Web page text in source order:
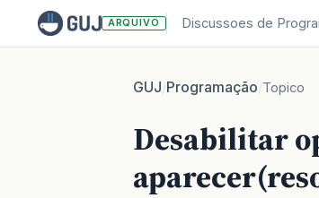
ARQUIVO Discussoes de
GUJ/Programação/Topico
Desabilitar